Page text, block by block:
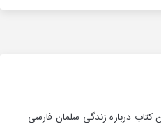
درباره زندگی سلمان فارسی